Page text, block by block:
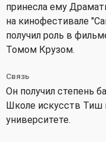
принесла ему
на кинофестивале
получил роль в
Томом Крузом.
Связь
Он получил степень
Школе искусств
университете.